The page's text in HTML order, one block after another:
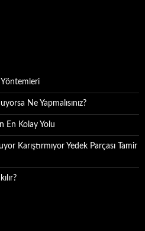
Yöntemleri
Ne Yapmalısınız?
En Kolay Yolu
Karıştırmıyor Yedek Parçası Tamir